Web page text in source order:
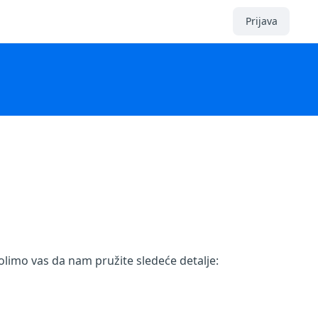
Prijava
vas da nam pružite sledeće detalje: